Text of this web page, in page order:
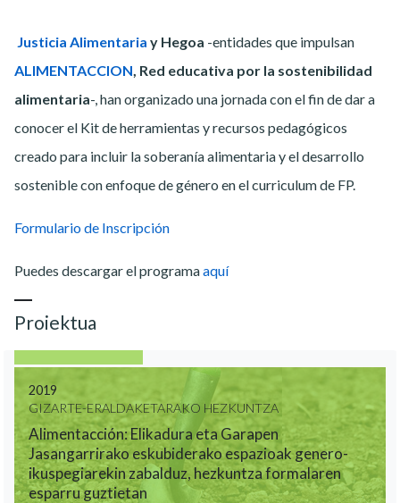
Justicia Alimentaria y Hegoa -entidades que impulsan
ALIMENTACCION , Red educativa por la sostenibilidad
alimentaria-, han organizado una jornada con el fin de dar a
conocer el Kit de herramientas y recursos pedagógicos
creado para incluir la soberanía alimentaria y el desarrollo
sostenible con enfoque de género en el curriculum de FP.
Formulario de Inscripción
Puedes descargar el programaaquí
Proiektua
2019
GIZARTE-ERALDAKETARAKO HEZKUNTZA
Alimentacción: Elikadura eta Garapen
Jasangarrirako eskubiderako espazioak genero-
ikuspegiarekin zabalduz, hezkuntza formalaren
esparru guztietan